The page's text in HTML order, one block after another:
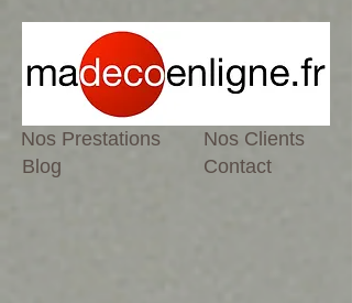
Blog
Nos Prestations
Contact
Nos Clients